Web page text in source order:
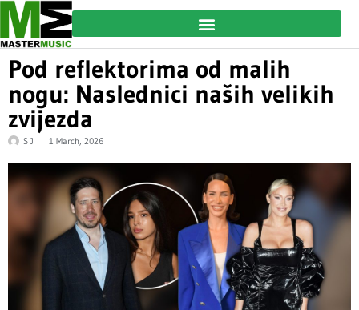
Pod reflektorima od malih
nogu: Naslednici naših velikih
zvijezda
S J 1 March, 2026